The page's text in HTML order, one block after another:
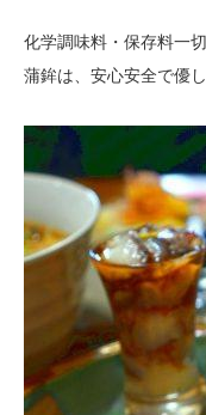
化学調味料・保存料一
蒲鉾は、安心安全で優